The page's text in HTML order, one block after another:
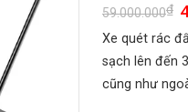
59.000.000₫
Xe quét rác
sạch lên đến
cũng như